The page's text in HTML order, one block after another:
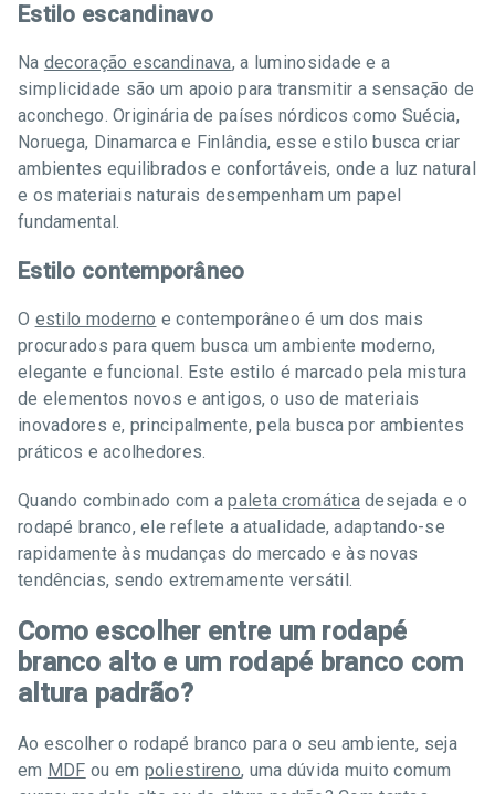
Estilo escandinavo
Na decoração escandinava, a luminosidade e a
simplicidade são um apoio para transmitir a sensação de
aconchego. Originária de países nórdicos como Suécia,
Noruega, Dinamarca e Finlândia, esse estilo busca criar
ambientes equilibrados e confortáveis, onde a luz natural
e os materiais naturais desempenham um papel
fundamental.
Estilo contemporâneo
O estilo moderno e contemporâneo é um dos mais
procurados para quem busca um ambiente moderno,
elegante e funcional. Este estilo é marcado pela mistura
de elementos novos e antigos, o uso de materiais
inovadores e, principalmente, pela busca por ambientes
práticos e acolhedores.
Quando combinado com apaleta cromáticadesejada e o
rodapé branco, ele reflete a atualidade, adaptando-se
rapidamente às mudanças do mercado e às novas
tendências, sendo extremamente versátil.
Como escolher entre um rodapé
branco alto e um rodapé branco com
altura padrão?
Ao escolher o rodapé branco para o seu ambiente, seja
em MDF ou em poliestireno, uma dúvida muito comum